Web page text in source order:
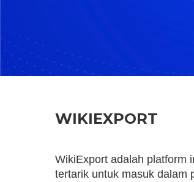
WIKIEXPORT
WikiExport adalah platform
tertarik untuk masuk dalam